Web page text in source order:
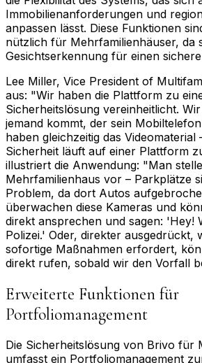
Immobilienanforderungen und
anpassen lässt. Diese Funktionen
nützlich für Mehrfamilienhäuser, da
Gesichtserkennung für einen
Lee Miller, Vice President of
aus: "Wir haben die Plattform zu
Sicherheitslösung vereinheitlicht.
jemand kommt, der sein
haben gleichzeitig das Videomaterial
Sicherheit läuft auf einer Plattform
illustriert die Anwendung: "Man
Mehrfamilienhaus vor – Parkplätze
Problem, da dort Autos
überwachen diese Kameras und
direkt ansprechen und sagen: 'Hey!
Polizei.' Oder, direkter ausgedrückt,
sofortige Maßnahmen erfordert,
direkt rufen, sobald wir den Vorfall
Erweiterte Funktionen für
Portfoliomanagement
Die Sicherheitslösung von Brivo für
umfasst ein Portfoliomanagement